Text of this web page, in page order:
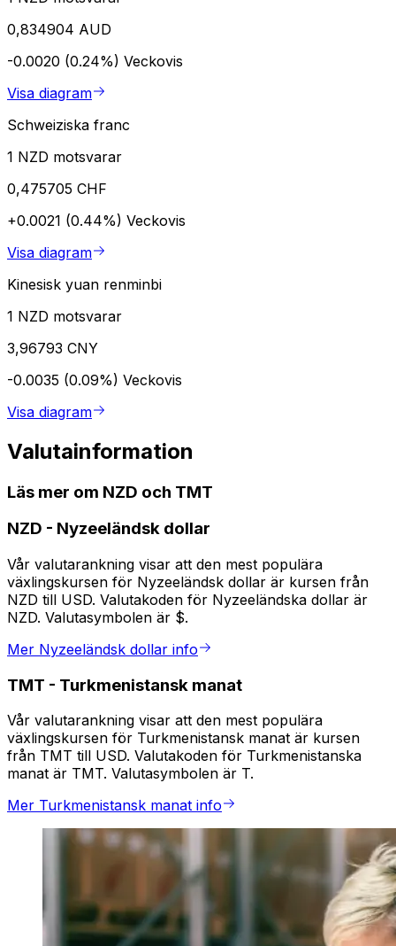
0,834904 AUD
-0.0020 (0.24%) Veckovis
Visa diagram
Schweiziska franc
1 NZD motsvarar
0,475705 CHF
+0.0021 (0.44%) Veckovis
Visa diagram
Kinesisk yuan renminbi
1 NZD motsvarar
3,96793 CNY
-0.0035 (0.09%) Veckovis
Visa diagram
Valutainformation
Läs mer om NZD och TMT
NZD - Nyzeeländsk dollar
Vår valutarankning visar att den mest populära
växlingskursen för Nyzeeländsk dollar är kursen från
NZD till USD. Valutakoden för Nyzeeländska dollar är
NZD. Valutasymbolen är $.
Mer Nyzeeländsk dollar info
TMT - Turkmenistansk manat
Vår valutarankning visar att den mest populära
växlingskursen för Turkmenistansk manat är kursen
från TMT till USD. Valutakoden för Turkmenistanska
manat är TMT. Valutasymbolen är T.
Mer Turkmenistansk manat info